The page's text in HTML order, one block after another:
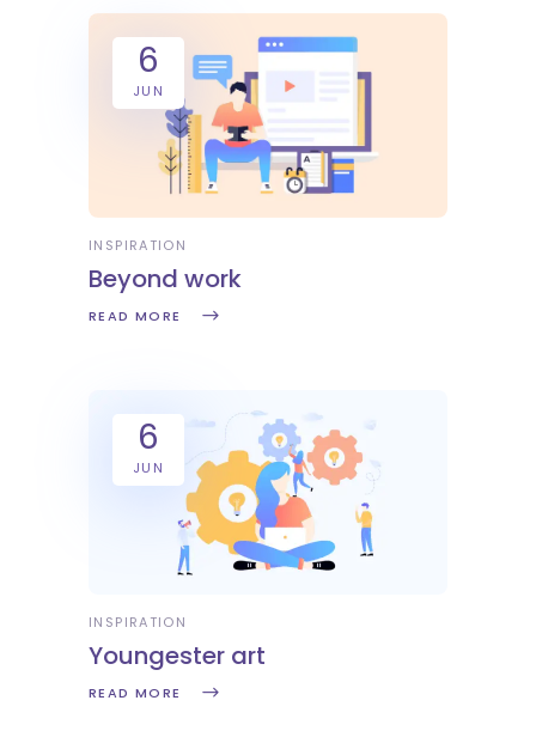
6
JUN
INSPIRATION
Beyond work
READ MORE
6
JUN
INSPIRATION
Youngester art
READ MORE